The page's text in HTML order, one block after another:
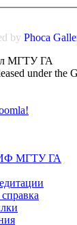
by Phoca
МГТУ ГА
under the
ИФ МГТУ ГА